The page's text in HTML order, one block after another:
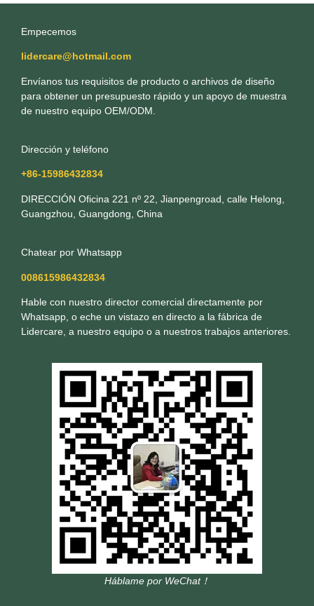
Empecemos
lidercare@hotmail.com
Envíanos tus requisitos de producto o archivos de diseño
para obtener un presupuesto rápido y un apoyo de muestra
de nuestro equipo OEM/ODM.
Dirección y teléfono
+86-15986432834
DIRECCIÓN Oficina 221 nº 22, Jianpengroad, calle Helong,
Guangzhou, Guangdong, China
Chatear por Whatsapp
008615986432834
Hable con nuestro director comercial directamente por
Whatsapp, o eche un vistazo en directo a la fábrica de
Lidercare, a nuestro equipo o a nuestros trabajos anteriores.
Háblame por WeChat！